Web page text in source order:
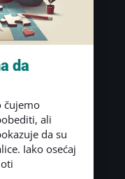
da
čujemo
ali
da su
Iako osećaj